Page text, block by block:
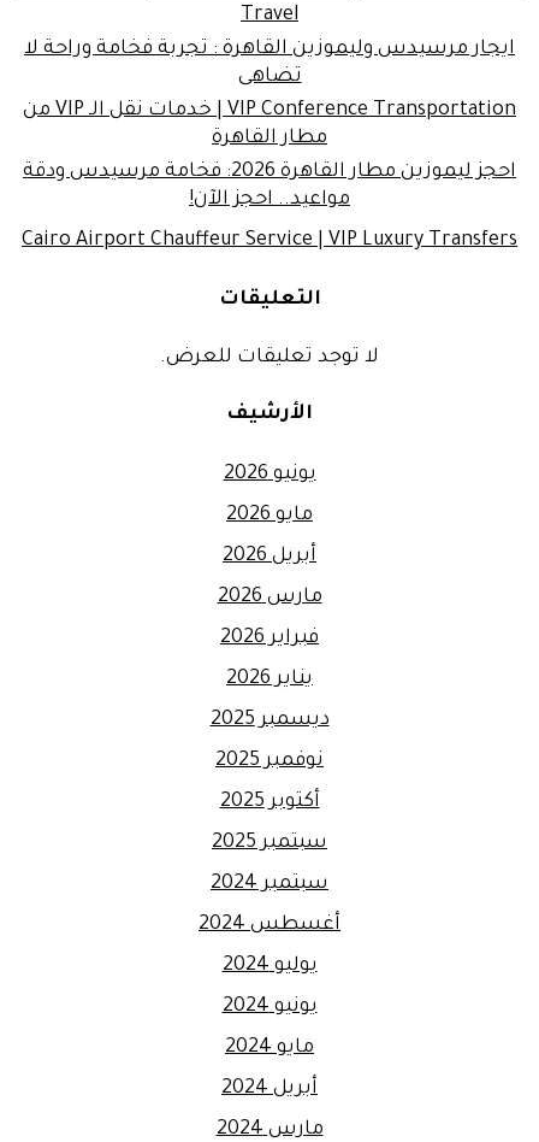
Travel
ايجار مرسيدس وليموزين القاهرة : تجربة فخامة وراحة لا
تضاهى
VIP Conference Transportation | خدمات نقل الـ VIP من
مطار القاهرة
احجز ليموزين مطار القاهرة 2026: فخامة مرسيدس ودقة
مواعيد.. احجز الآن!
Cairo Airport Chauffeur Service | VIP Luxury Transfers
التعليقات
لا توجد تعليقات للعرض.
الأرشيف
يونيو 2026
مايو 2026
أبريل 2026
مارس 2026
فبراير 2026
يناير 2026
ديسمبر 2025
نوفمبر 2025
أكتوبر 2025
سبتمبر 2025
سبتمبر 2024
أغسطس 2024
يوليو 2024
يونيو 2024
مايو 2024
أبريل 2024
مارس 2024